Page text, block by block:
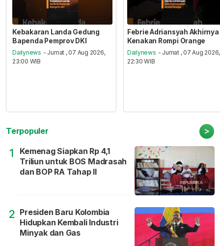
Kebakaran Landa Gedung
Bapenda Pemprov DKI
Dailynews - Jumat , 07 Aug 2026,
23:00 WIB
Febrie Adriansyah Akhirnya
Kenakan Rompi Orange
Dailynews - Jumat , 07 Aug 2026,
22:30 WIB
Terpopuler >
1
Kemenag Siapkan Rp 4,1
Triliun untuk BOS Madrasah
dan BOP RA Tahap II
2 Presiden Baru Kolombia
Hidupkan Kembali Industri
Minyak dan Gas